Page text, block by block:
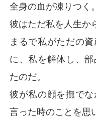
全身の血が凍りつく。
彼はただ私を人生か
まるで私がただの
に、私を解体し、
たのだ。
彼が私の顔を撫で
言った時のことを思